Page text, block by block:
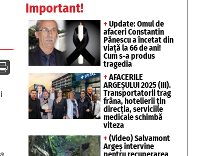
Important!
+ Update: Omul de
afaceri Constantin
Pănescu a încetat din
viață la 66 de ani!
Cum s-a produs
tragedia
+ AFACERILE
ARGEȘULUI 2025 (III).
Transportatorii trag
frâna, hotelierii țin
direcția, serviciile
medicale schimbă
viteza
+ (Video) Salvamont
Argeș intervine